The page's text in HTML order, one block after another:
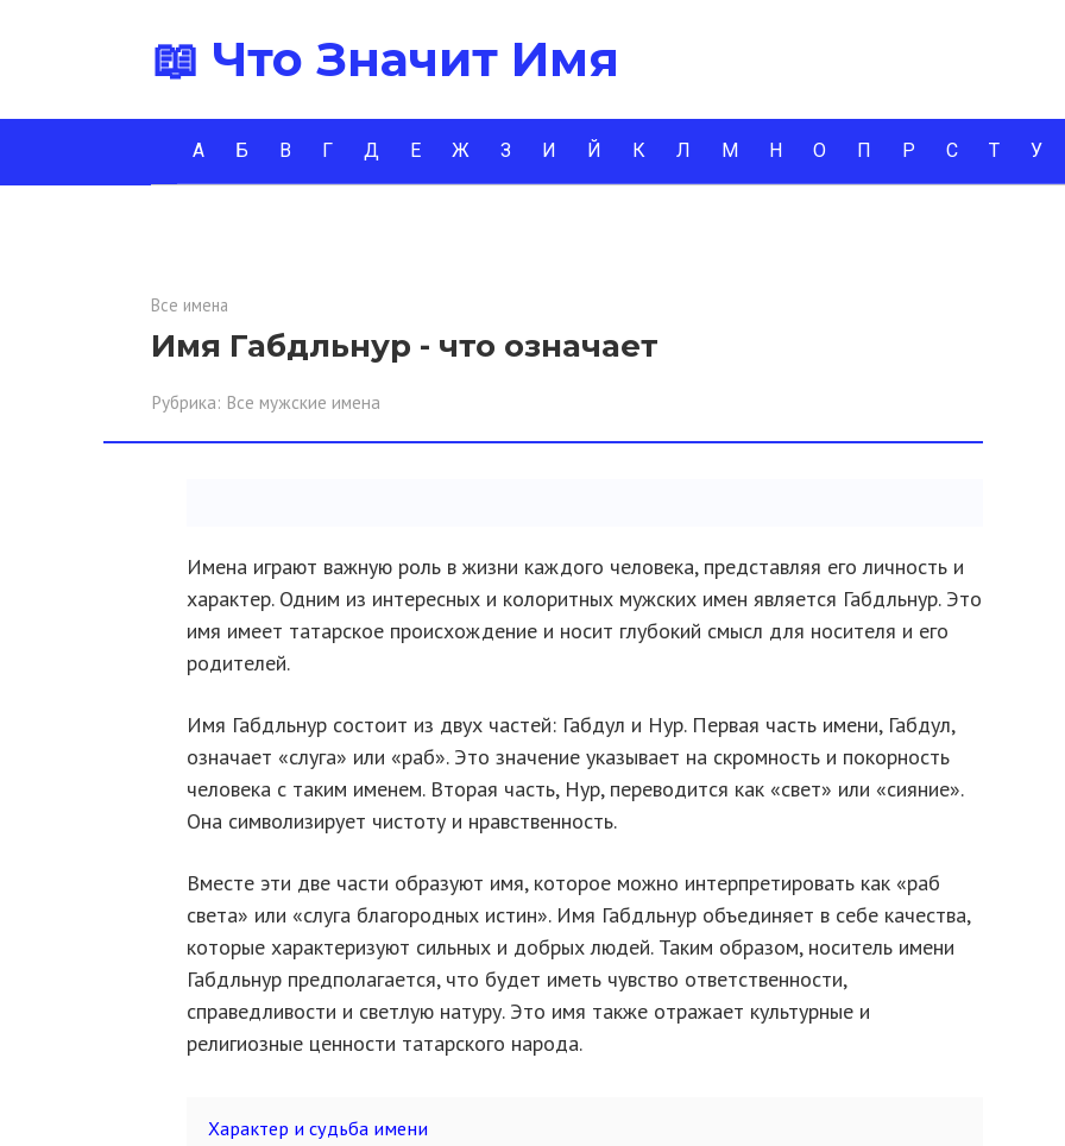
📖 Что Значит Имя
А Б В Г Д Е Ж З И Й К Л М Н О П Р С Т У
Все имена
Имя Габдльнур - что означает
Рубрика: Все мужские имена
Имена играют важную роль в жизни каждого человека, представляя его личность и
характер. Одним из интересных и колоритных мужских имен является Габдльнур. Это
имя имеет татарское происхождение и носит глубокий смысл для носителя и его
родителей.
Имя Габдльнур состоит из двух частей: Габдул и Нур. Первая часть имени, Габдул,
означает «слуга» или «раб». Это значение указывает на скромность и покорность
человека с таким именем. Вторая часть, Нур, переводится как «свет» или «сияние».
Она символизирует чистоту и нравственность.
Вместе эти две части образуют имя, которое можно интерпретировать как «раб
света» или «слуга благородных истин». Имя Габдльнур объединяет в себе качества,
которые характеризуют сильных и добрых людей. Таким образом, носитель имени
Габдльнур предполагается, что будет иметь чувство ответственности,
справедливости и светлую натуру. Это имя также отражает культурные и
религиозные ценности татарского народа.
Характер и судьба имени